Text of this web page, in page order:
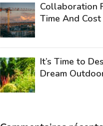
Collaboration
Time And
It’s Time to
Dream